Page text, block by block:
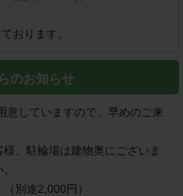
のお知らせ
意していますので、早めのご来
、駐輪場は建物奥にございま
別途2,000円）